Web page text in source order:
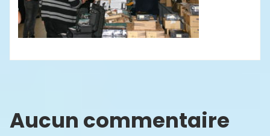
Aucun commentaire